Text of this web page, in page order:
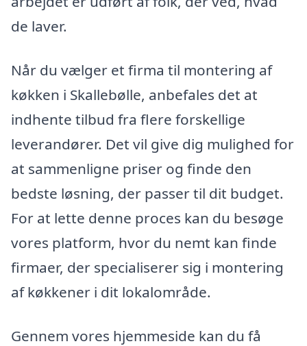
de laver.
Når du vælger et firma til montering af
køkken i Skallebølle, anbefales det at
indhente tilbud fra flere forskellige
leverandører. Det vil give dig mulighed for
at sammenligne priser og finde den
bedste løsning, der passer til dit budget.
For at lette denne proces kan du besøge
vores platform, hvor du nemt kan finde
firmaer, der specialiserer sig i montering
af køkkener i dit lokalområde.
Gennem vores hjemmeside kan du få